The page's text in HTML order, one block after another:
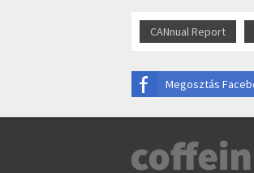
CANnual Report
Megosztás